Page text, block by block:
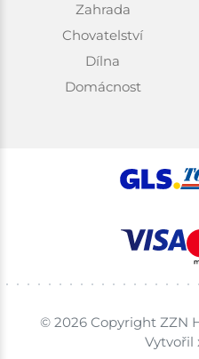
Zahrada
Chovatelství
Dílna
Domácnost
© 2026 Copyright ZZN
Vytvořil